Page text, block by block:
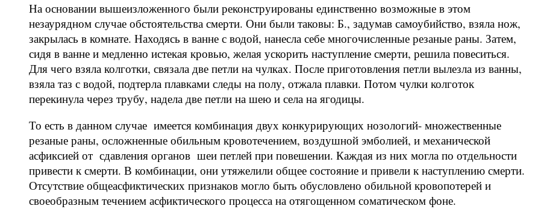
На основании вышеизложенного были реконструированы единственно возможные в этом
незаурядном случае обстоятельства смерти. Они были таковы: Б., задумав самоубийство, взяла нож,
закрылась в комнате. Находясь в ванне с водой, нанесла себе многочисленные резаные раны. Затем,
сидя в ванне и медленно истекая кровью, желая ускорить наступление смерти, решила повеситься.
Для чего взяла колготки, связала две петли на чулках. После приготовления петли вылезла из ванны,
взяла таз с водой, подтерла плавками следы на полу, отжала плавки. Потом чулки колготок
перекинула через трубу, надела две петли на шею и села на ягодицы.
То есть в данном случае имеется комбинация двух конкурирующих нозологий- множественные
резаные раны, осложненные обильным кровотечением, воздушной эмболией, и механической
асфиксией от сдавления органов шеи петлей при повешении. Каждая из них могла по отдельности
привести к смерти. В комбинации, они утяжелили общее состояние и привели к наступлению смерти.
Отсутствие общеасфиктических признаков могло быть обусловлено обильной кровопотерей и
своеобразным течением асфиктического процесса на отягощенном соматическом фоне.